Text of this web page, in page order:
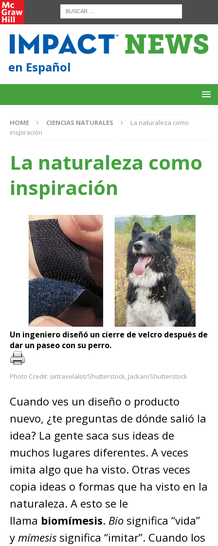
en Español
HOME CIENCIAS NATURALES
La naturaleza como
inspiración
La naturaleza como
inspiración
Un ingeniero diseñó un cierre de velcro después de
dar un paseo con su perro.
Photo Credit: sirtravelalot/Shutterstock, Jackan/Shutterstock
Cuando ves un diseño o producto
nuevo, ¿te preguntas de dónde salió la
idea? La gente saca sus ideas de
muchos lugares diferentes. A veces
imita algo que ha visto. Otras veces
copia ideas o formas que ha visto en la
naturaleza. A esto se le
llama biomímesis. Bio significa “vida”
y mímesis significa “imitar”. Cuando los